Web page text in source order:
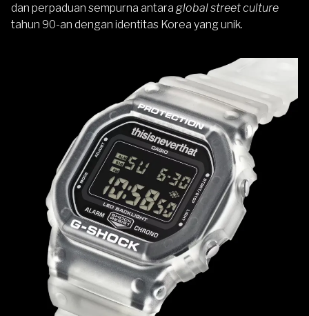
dan perpaduan sempurna antara global street culture
tahun 90-an dengan identitas Korea yang unik.